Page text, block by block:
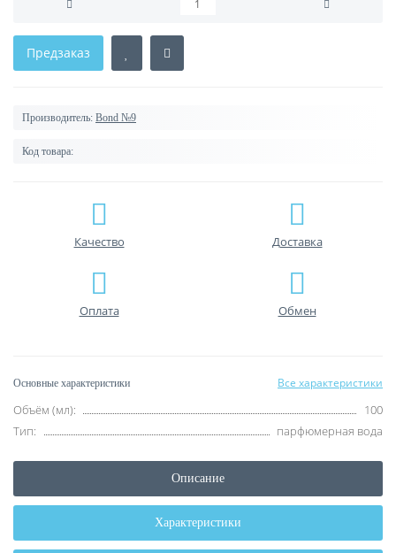
Предзаказ
Производитель: Bond №9
Код товара:
Качество Доставка
Оплата Обмен
Основные характеристики Все характеристики
Объём (мл):
100
Тип:
парфюмерная вода
Описание
Характеристики